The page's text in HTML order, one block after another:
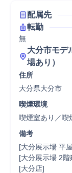
配属先
転勤
無
大分市モデ
場あり）
住所
大分県大分市
喫煙環境
喫煙室あり／喫
備考
[大分展示場 平
[大分展示場 2
[大分店]